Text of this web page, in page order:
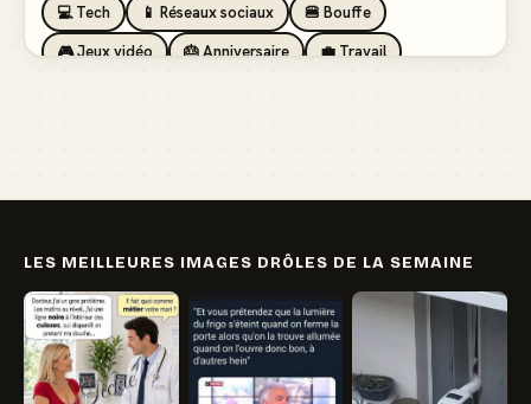
💻 Tech
📱 Réseaux sociaux
🍔 Bouffe
🎮 Jeux vidéo
🎂 Anniversaire
💼 Travail
LES MEILLEURES IMAGES DRÔLES DE LA SEMAINE